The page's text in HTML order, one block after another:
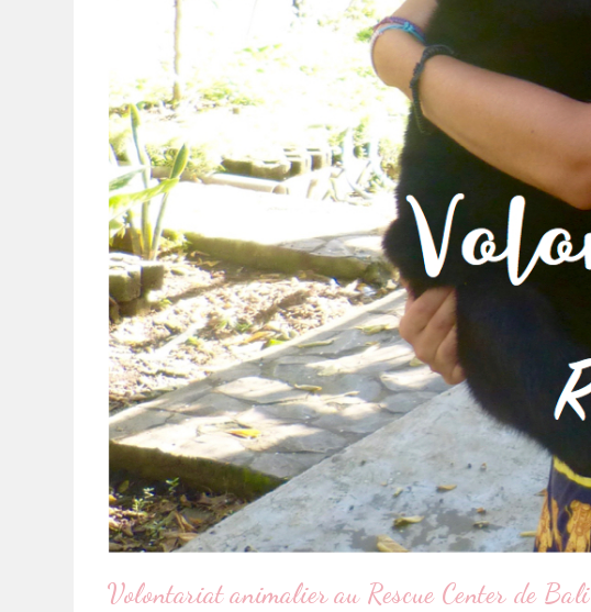
Volontariat animalier au Rescue Center de Bali